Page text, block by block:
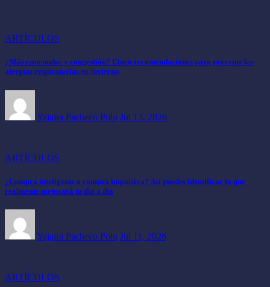
ARTÍCULOS
¿Más estornudos y congestión? Cinco recomendaciones para prevenir las
alergias respiratorias en invierno
Yajaira Pacheco Polo Jul 13, 2026
ARTÍCULOS
¿Compra inteligente o compra impulsiva? Así puedes identificar lo que
realmente mejorará tu día a día
Yajaira Pacheco Polo Jul 11, 2026
ARTÍCULOS